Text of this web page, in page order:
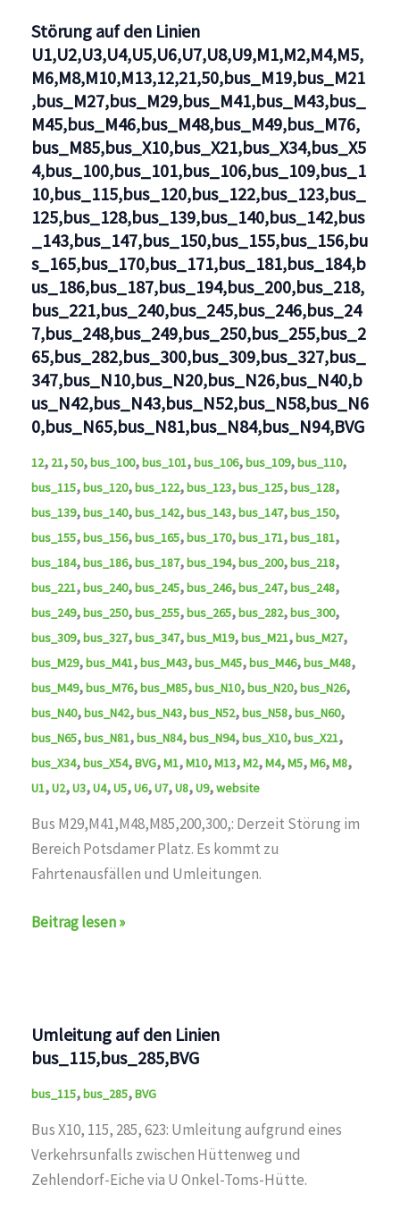
Störung auf den Linien
U1,U2,U3,U4,U5,U6,U7,U8,U9,M1,M2,M4,M5,
M6,M8,M10,M13,12,21,50,bus_M19,bus_M21
,bus_M27,bus_M29,bus_M41,bus_M43,bus_
M45,bus_M46,bus_M48,bus_M49,bus_M76,
bus_M85,bus_X10,bus_X21,bus_X34,bus_X5
4,bus_100,bus_101,bus_106,bus_109,bus_1
10,bus_115,bus_120,bus_122,bus_123,bus_
125,bus_128,bus_139,bus_140,bus_142,bus
_143,bus_147,bus_150,bus_155,bus_156,bu
s_165,bus_170,bus_171,bus_181,bus_184,b
us_186,bus_187,bus_194,bus_200,bus_218,
bus_221,bus_240,bus_245,bus_246,bus_24
7,bus_248,bus_249,bus_250,bus_255,bus_2
65,bus_282,bus_300,bus_309,bus_327,bus_
347,bus_N10,bus_N20,bus_N26,bus_N40,b
us_N42,bus_N43,bus_N52,bus_N58,bus_N6
0,bus_N65,bus_N81,bus_N84,bus_N94,BVG
12, 21,50,bus_100,bus_101,bus_106,bus_109,bus_110,
bus_115,bus_120,bus_122,bus_123,bus_125,bus_128,
bus_139,bus_140,bus_142,bus_143,bus_147,bus_150,
bus_155,bus_156,bus_165,bus_170,bus_171,bus_181,
bus_184,bus_186,bus_187,bus_194,bus_200,bus_218,
bus_221,bus_240,bus_245,bus_246,bus_247,bus_248,
bus_249,bus_250,bus_255,bus_265,bus_282,bus_300,
bus_309,bus_327,bus_347,bus_M19,bus_M21,bus_M27,
bus_M29,bus_M41,bus_M43,bus_M45,bus_M46,bus_M48,
bus_M49,bus_M76,bus_M85,bus_N10,bus_N20,bus_N26,
bus_N40,bus_N42,bus_N43,bus_N52,bus_N58,bus_N60,
bus_N65,bus_N81,bus_N84,bus_N94,bus_X10,bus_X21,
bus_X34,bus_X54,BVG,M1,M10,M13,M2,M4,M5,M6,M8,
U1,U2,U3,U4,U5,U6,U7,U8,U9,website
Bus M29,M41,M48,M85,200,300,: Derzeit Störung im
Bereich Potsdamer Platz. Es kommt zu
Fahrtenausfällen und Umleitungen.
Störung
Beitrag lesen »
Umleitung auf den Linien
bus_115,bus_285,BVG
bus_115,bus_285,BVG
Bus X10, 115, 285, 623: Umleitung aufgrund eines
Verkehrsunfalls zwischen Hüttenweg und
Zehlendorf-Eiche via U Onkel-Toms-Hütte.